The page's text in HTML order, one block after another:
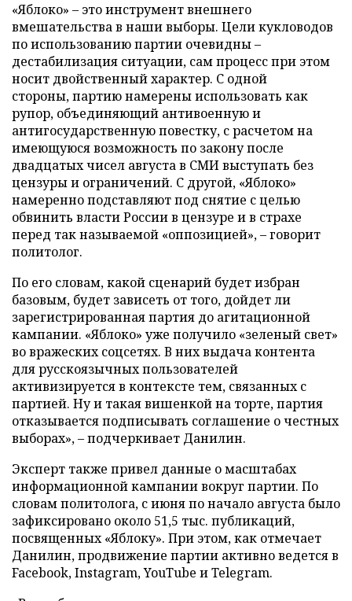
«Яблоко» – это инструмент внешнего
вмешательства в наши выборы. Цели кукловодов
по использованию партии очевидны –
дестабилизация ситуации, сам процесс при этом
носит двойственный характер. С одной
стороны, партию намерены использовать как
рупор, объединяющий антивоенную и
антигосударственную повестку, с расчетом на
имеющуюся возможность по закону после
двадцатых чисел августа в СМИ выступать без
цензуры и ограничений. С другой, «Яблоко»
намеренно подставляют под снятие с целью
обвинить власти России в цензуре и в страхе
перед так называемой «оппозицией», – говорит
политолог.
По его словам, какой сценарий будет избран
базовым, будет зависеть от того, дойдет ли
зарегистрированная партия до агитационной
кампании. «Яблоко» уже получило «зеленый свет»
во вражеских соцсетях. В них выдача контента
для русскоязычных пользователей
активизируется в контексте тем, связанных с
партией. Ну и такая вишенкой на торте, партия
отказывается подписывать соглашение о честных
выборах», – подчеркивает Данилин.
Эксперт также привел данные о масштабах
информационной кампании вокруг партии. По
словам политолога, с июня по начало августа было
зафиксировано около 51,5 тыс. публикаций,
посвященных «Яблоку». При этом, как отмечает
Данилин, продвижение партии активно ведется в
Facebook, Instagram, YouTube и Telegram.